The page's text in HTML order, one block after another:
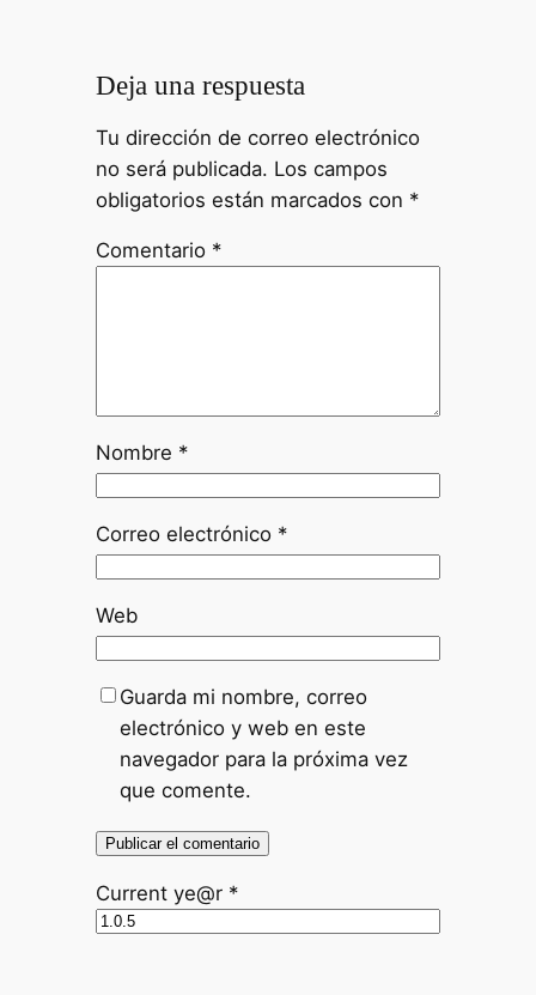
Deja una respuesta
Tu dirección de correo electrónico
no será publicada. Los campos
obligatorios están marcados con *
Comentario *
Nombre *
Correo electrónico *
Web
Guarda mi nombre, correo
electrónico y web en este
navegador para la próxima vez
que comente.
Current ye@r *